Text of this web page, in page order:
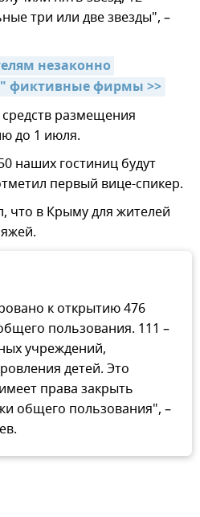
три или две звезды", –
незаконно
фиктивные фирмы >>
размещения
до 1 июля.
наших гостиниц будут
первый вице-спикер.
что в Крыму для жителей
к открытию 476
пользования. 111 –
учреждений,
детей. Это
права закрыть
общего пользования", –